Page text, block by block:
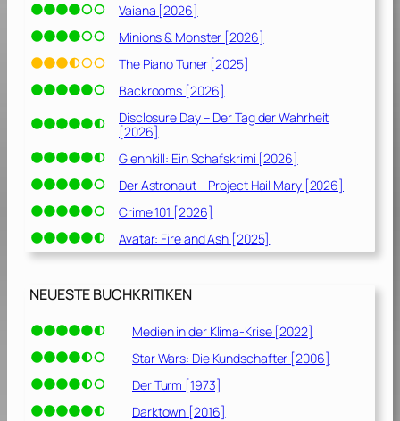
Vaiana [2026]
Minions & Monster [2026]
The Piano Tuner [2025]
Backrooms [2026]
Disclosure Day – Der Tag der Wahrheit
[2026]
Glennkill: Ein Schafskrimi [2026]
Der Astronaut – Project Hail Mary [2026]
Crime 101 [2026]
Avatar: Fire and Ash [2025]
NEUESTE BUCHKRITIKEN
Medien in der Klima-Krise [2022]
Star Wars: Die Kundschafter [2006]
Der Turm [1973]
Darktown [2016]